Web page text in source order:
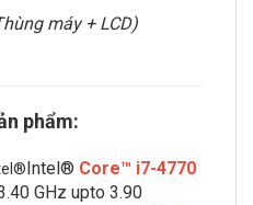
máy + LCD)
phẩm:
Intel® Core™ i7-4770
GHz upto 3.90